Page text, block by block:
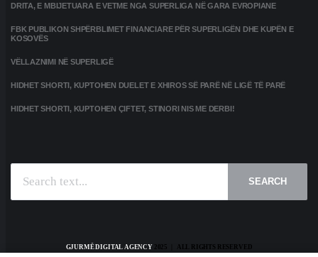
DRITA, E MBIJETUARA E VETME NGA SUPERLIGA NË GARA EVROPIANE
FBK PUBLIKON SHPËRBLIMET FINANCIARE PËR SUPERLIGËN DHE KUPËN E
KOSOVËS
VËLLAZNIMI NË SUPERLIGË
HIDHET SHORTI, KUPTOHEN DUELET E XHIROS SË PARË NË LIGË TË PARË
HIDHET SHORTI, KUPTOHEN ÇIFTET, STINORI NIS ME DERBI!
SEARCH
GJURMË DIGITAL AGENCY2025 | ALL RIGHTS RESERVED